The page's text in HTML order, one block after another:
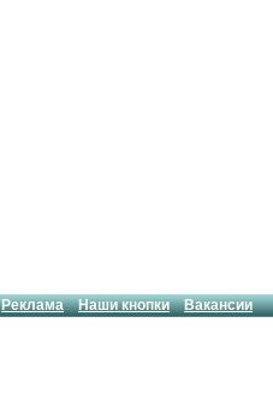
Реклама Наши кнопки Вакансии